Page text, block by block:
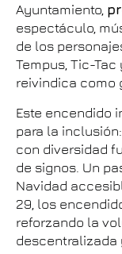
Ayuntamiento,
espectáculo,
de los
Tempus, Tic-
reivindica como
Este encendido
para la
con diversidad
de signos. Un
Navidad
29, los
reforzando la
descentralizada